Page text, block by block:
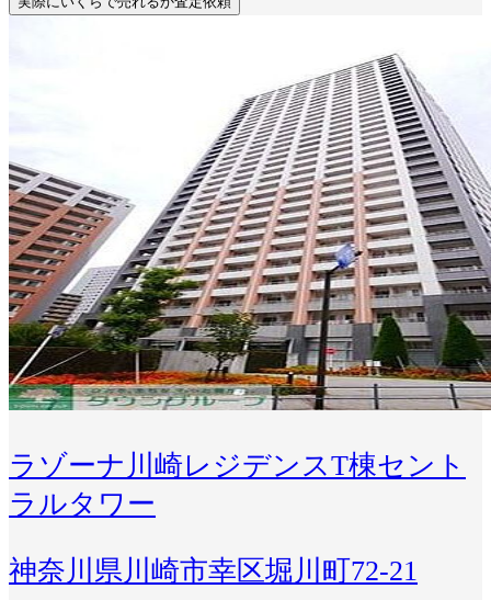
ラゾーナ川崎レジデンスT棟セント
ラルタワー
神奈川県川崎市幸区堀川町72-21